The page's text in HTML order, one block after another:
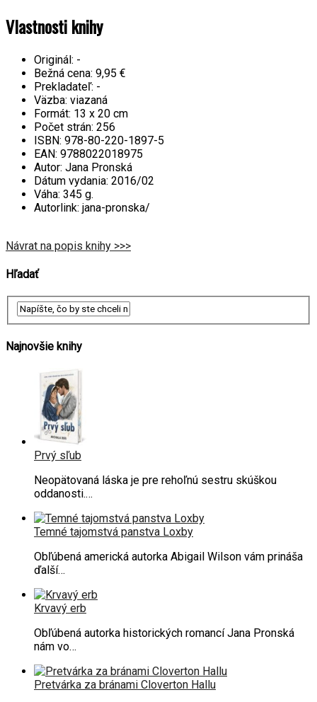
Vlastnosti knihy
Originál: -
Bežná cena: 9,95 €
Prekladateľ: -
Väzba: viazaná
Formát: 13 x 20 cm
Počet strán: 256
ISBN: 978-80-220-1897-5
EAN: 9788022018975
Autor: Jana Pronská
Dátum vydania: 2016/02
Váha: 345 g.
Autorlink: jana-pronska/
Návrat na popis knihy >>>
Hľadať
Najnovšie knihy
Prvý sľub
Neopätovaná láska je pre rehoľnú sestru skúškou
oddanosti.…
Temné tajomstvá panstva Loxby
Obľúbená americká autorka Abigail Wilson vám prináša
ďalší…
Krvavý erb
Obľúbená autorka historických romancí Jana Pronská
nám vo…
Pretvárka za bránami Cloverton Hallu